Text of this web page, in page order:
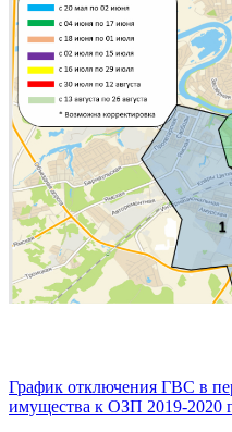
График отключения ГВС в
имущества к ОЗП 2019-2020